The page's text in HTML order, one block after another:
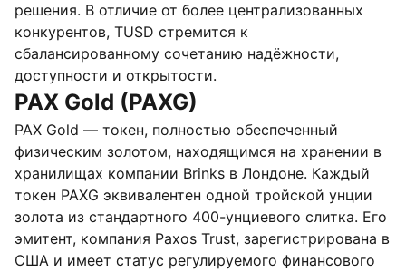
решения. В отличие от более централизованных
конкурентов, TUSD стремится к
сбалансированному сочетанию надёжности,
доступности и открытости.
PAX Gold (PAXG)
PAX Gold — токен, полностью обеспеченный
физическим золотом, находящимся на хранении в
хранилищах компании Brinks в Лондоне. Каждый
токен PAXG эквивалентен одной тройской унции
золота из стандартного 400-унциевого слитка. Его
эмитент, компания Paxos Trust, зарегистрирована в
США и имеет статус регулируемого финансового